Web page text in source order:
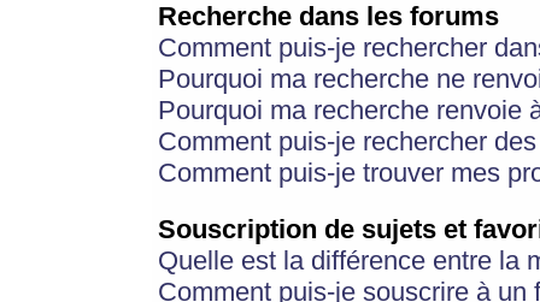
Recherche dans les forums
Comment puis-je rechercher
Pourquoi ma recherche ne
Pourquoi ma recherche renvoie
Comment puis-je rechercher
Comment puis-je trouver mes
Souscription de sujets et
Quelle est la différence entre la
Comment puis-je souscrire à